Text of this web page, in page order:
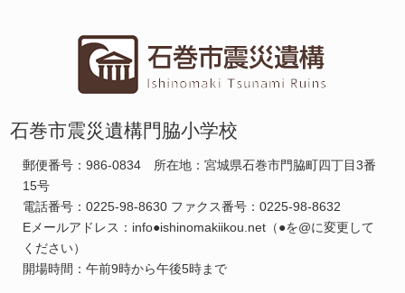
石巻市震災遺構門脇小学校
郵便番号：986-0834 所在地：宮城県石巻市門脇町四丁目3番
15号
電話番号：0225-98-8630 ファクス番号：0225-98-8632
Eメールアドレス：info●ishinomakiikou.net（●を@に変更して
ください）
開場時間：午前9時から午後5時まで